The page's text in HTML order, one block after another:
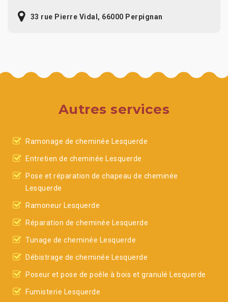
33 rue Pierre Vidal, 66000 Perpignan
Autres services
Ramonage de cheminée Lesquerde
Entretien de cheminée Lesquerde
Pose et réparation de chapeau de cheminée
Lesquerde
Ramoneur Lesquerde
Réparation de cheminée Lesquerde
Tunage de cheminée Lesquerde
Débistrage de cheminée Lesquerde
Poseur et pose de poêle à bois et granulé Lesquerde
Fumisterie Lesquerde